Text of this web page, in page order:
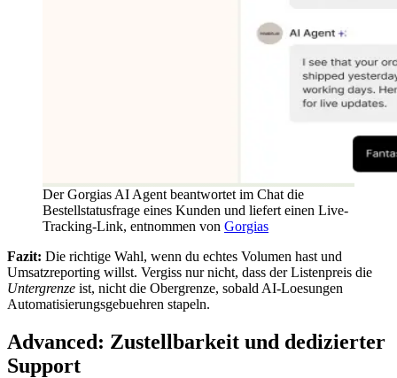
Der Gorgias AI Agent beantwortet im Chat die
Bestellstatusfrage eines Kunden und liefert einen Live-
Tracking-Link, entnommen von Gorgias
Fazit: Die richtige Wahl, wenn du echtes Volumen hast und
Umsatzreporting willst. Vergiss nur nicht, dass der Listenpreis die
Untergrenze ist, nicht die Obergrenze, sobald AI-Loesungen
Automatisierungsgebuehren stapeln.
Advanced: Zustellbarkeit und dedizierter
Support